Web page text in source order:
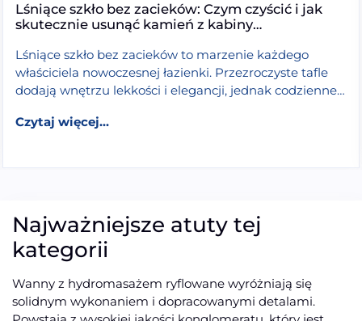
in będzie najlepsza? Wybór szkła, grubości w mm i
Lśniące szkło bez zacieków: Czym czyścić i jak
skutecznie usunąć kamień z kabiny
Lśniące szkło bez zacieków to marzenie każdego
właściciela nowoczesnej łazienki. Przezroczyste tafle
dodają wnętrzu lekkości i elegancji, jednak codzienne
Czytaj dalej >from Lśniące szkło bez zacieków: Czym
Czytaj więcej...
Najważniejsze atuty tej
kategorii
Wanny z hydromasażem ryflowane wyróżniają się
solidnym wykonaniem i dopracowanymi detalami.